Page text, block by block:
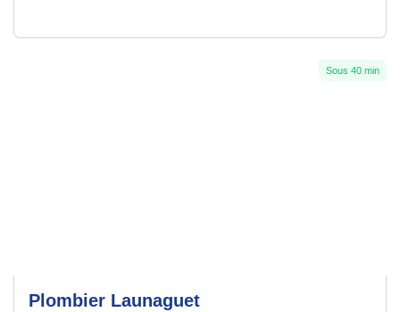
Sous 40 min
Plombier Launaguet